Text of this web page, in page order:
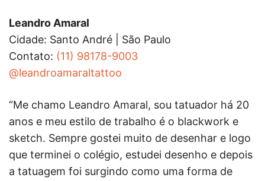
Leandro Amaral
Cidade: Santo André | São Paulo
Contato: (11) 98178-9003
@leandroamaraltattoo
“Me chamo Leandro Amaral, sou tatuador há 20
anos e meu estilo de trabalho é o blackwork e
sketch. Sempre gostei muito de desenhar e logo
que terminei o colégio, estudei desenho e depois
a tatuagem foi surgindo como uma forma de